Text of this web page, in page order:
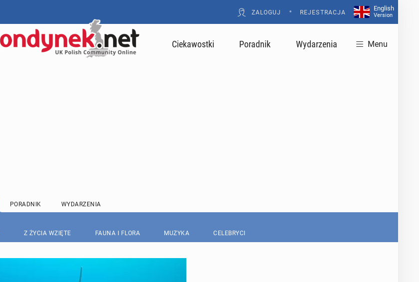
ZALOGUJ • REJESTRACJA
English
Version
Ciekawostki Poradnik Wydarzenia Menu
PORADNIK WYDARZENIA
Z ŻYCIA WZIĘTE FAUNA I FLORA MUZYKA CELEBRYCI